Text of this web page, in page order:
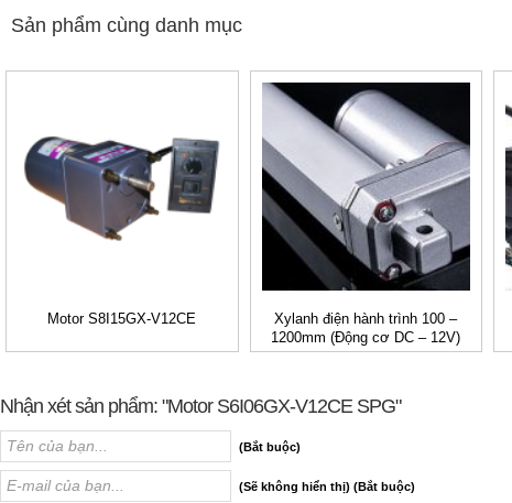
Sản phẩm cùng danh mục
Motor S8I15GX-V12CE
Xylanh điện hành trình 100 –
1200mm (Động cơ DC – 12V)
Nhận xét sản phẩm: "Motor S6I06GX-V12CE SPG"
(Bắt buộc)
(Sẽ không hiển thị) (Bắt buộc)